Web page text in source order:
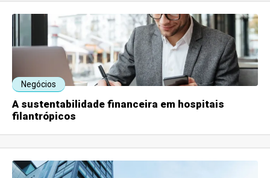
Negócios
A sustentabilidade financeira em hospitais
filantrópicos